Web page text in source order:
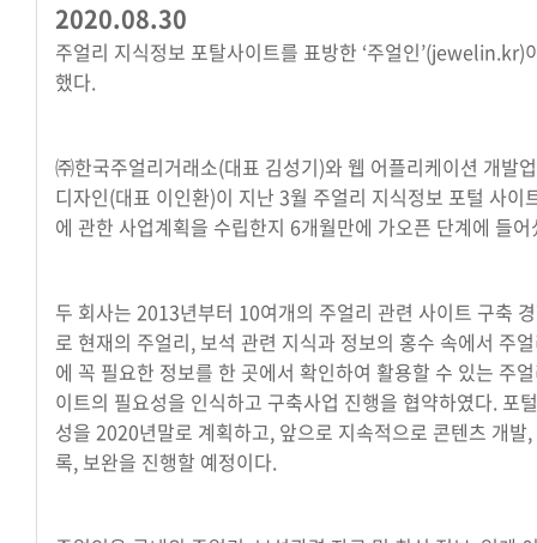
2020.08.30
주얼리 지식정보 포탈사이트를 표방한 ‘주얼인’(jewelin.kr)
했다.
㈜한국주얼리거래소(대표 김성기)와 웹 어플리케이션 개발
디자인(대표 이인환)이 지난 3월 주얼리 지식정보 포털 사이
에 관한 사업계획을 수립한지 6개월만에 가오픈 단계에 들
두 회사는 2013년부터 10여개의 주얼리 관련 사이트 구축
로 현재의 주얼리, 보석 관련 지식과 정보의 홍수 속에서 주
에 꼭 필요한 정보를 한 곳에서 확인하여 활용할 수 있는 주
이트의 필요성을 인식하고 구축사업 진행을 협약하였다. 포
성을 2020년말로 계획하고, 앞으로 지속적으로 콘텐츠 개발
록, 보완을 진행할 예정이다.